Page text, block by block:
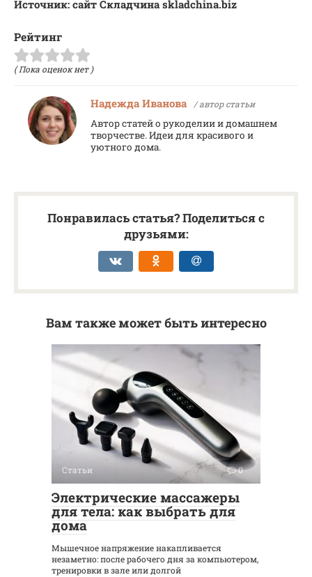
Источник: сайт Складчина skladchina.biz
Рейтинг
( Пока оценок нет )
Надежда Иванова / автор статьи
Автор статей о рукоделии и домашнем
творчестве. Идеи для красивого и
уютного дома.
Понравилась статья? Поделиться с
друзьями:
Вам также может быть интересно
Статьи 0
Электрические массажеры
для тела: как выбрать для
дома
Мышечное напряжение накапливается
незаметно: после рабочего дня за компьютером,
тренировки в зале или долгой